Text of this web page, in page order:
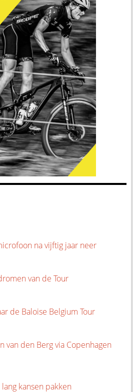
na vijftig jaar neer
van de Tour
de Baloise Belgium Tour
van den Berg via Copenhagen
kansen pakken